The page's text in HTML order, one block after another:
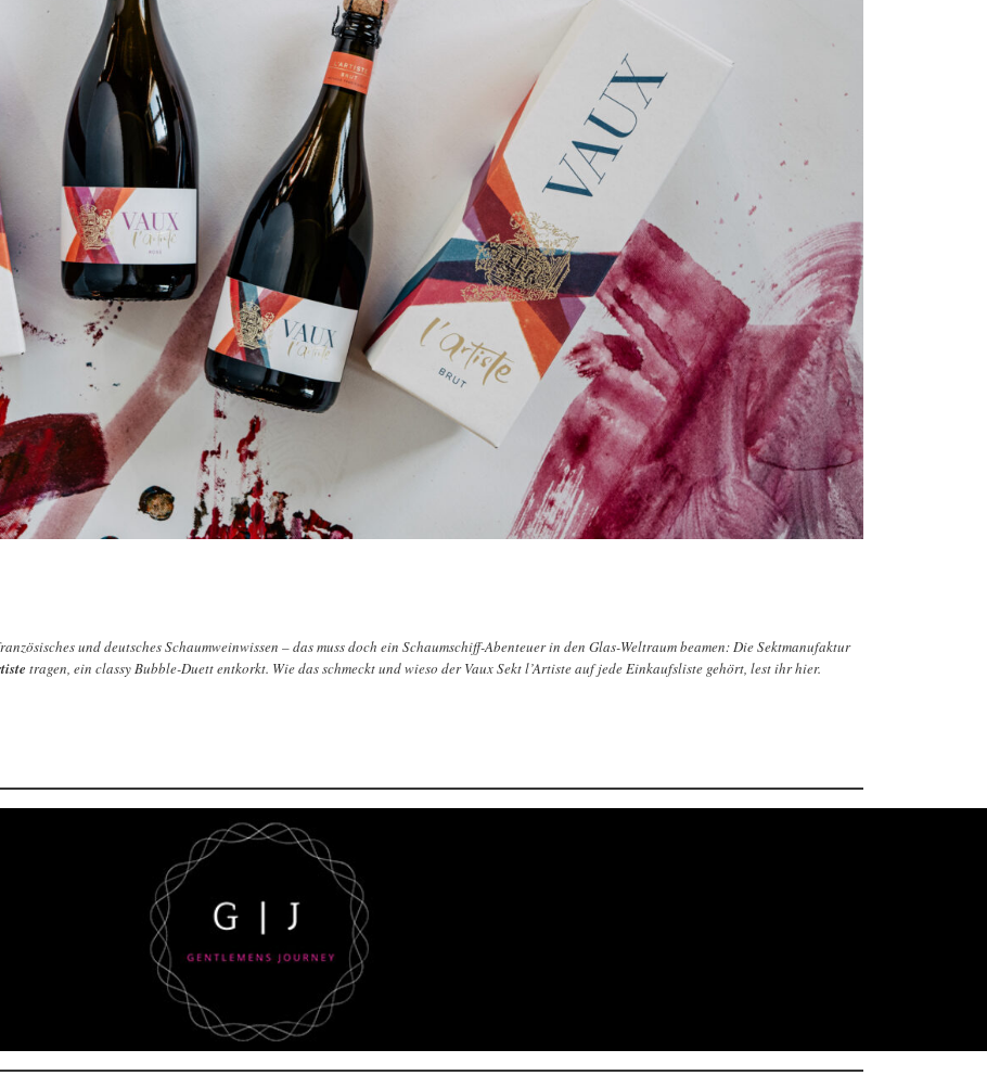
und deutsches Schaumweinwissen – das muss doch ein Schaumschiff-Abenteuer in den Glas-Weltraum beamen: Die Sektmanufaktur
tragen, ein classy Bubble-Duett entkorkt. Wie das schmeckt und wieso der Vaux Sekt l’Artiste auf jede Einkaufsliste gehört, lest ihr hier.